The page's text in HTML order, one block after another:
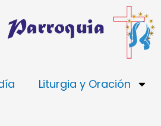
Liturgia y Oración